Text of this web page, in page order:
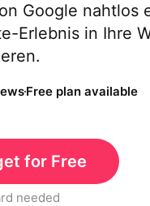
Google nahtlos
Erlebnis in Ihre
Free plan available
for Free
needed